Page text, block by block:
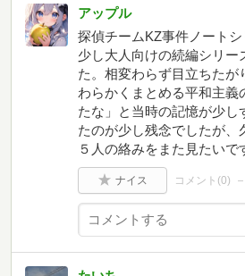
アップル
探偵チームKZ事件ノート
少し大人向けの続編シリー
た。相変わらず目立ちた
わらかくまとめる平和主義
たな」と当時の記憶が少し
たのが少し残念でしたが
５人の絡みをまた見たいで
ナイス コメント(0)